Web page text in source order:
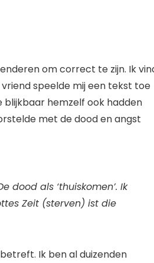
om correct te zijn. Ik
speelde mij een tekst toe
blijkbaar hemzelf ook hadden
met de dood en angst
dood als ‘thuiskomen’. Ik
Zeit (sterven) ist die
Ik ben al duizenden